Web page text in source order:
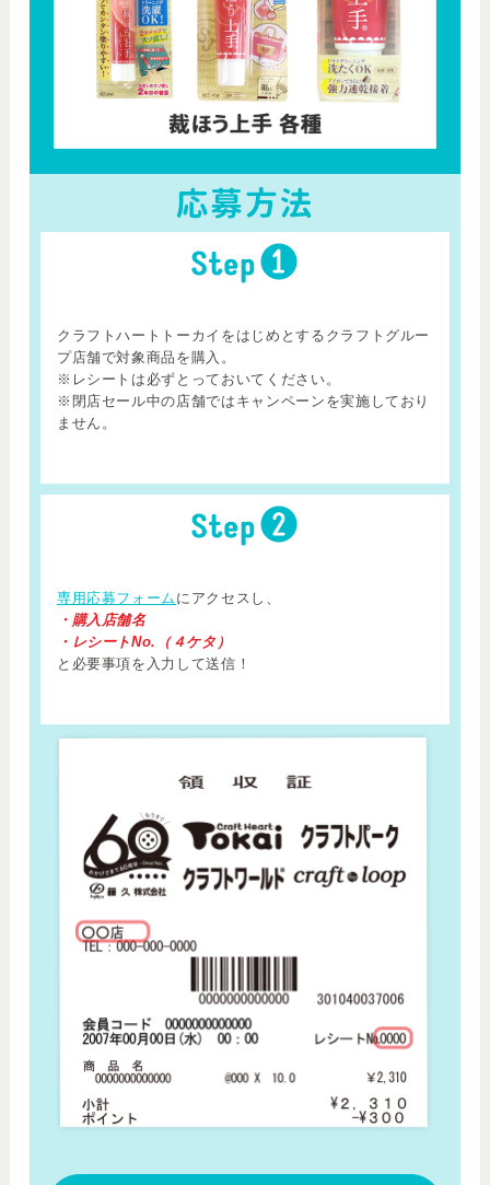
クラフトハートトーカイをはじめとするクラフトグルー
プ店舗で対象商品を購入。
※レシートは必ずとっておいてください。
※閉店セール中の店舗ではキャンペーンを実施しており
ません。
専用応募フォーム にアクセスし、
・購入店舗名
・レシートNo.（４ケタ）
と必要事項を入力して送信！